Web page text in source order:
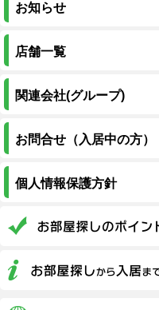
お知らせ
店舗一覧
関連会社(グループ)
お問合せ（入居中の方）
個人情報保護方針